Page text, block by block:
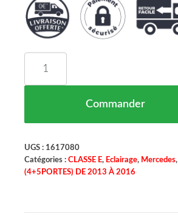
Commander
UGS : 1617080
Catégories : CLASSE E, Eclairage, Mercedes,
(4+5PORTES) DE 2013 À 2016